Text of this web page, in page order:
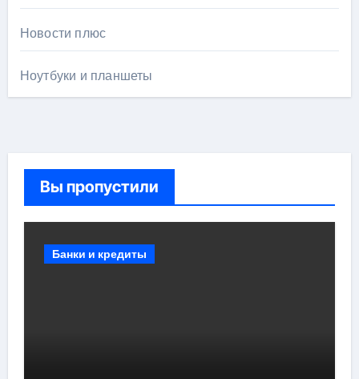
Новости плюс
Ноутбуки и планшеты
Вы пропустили
Банки и кредиты